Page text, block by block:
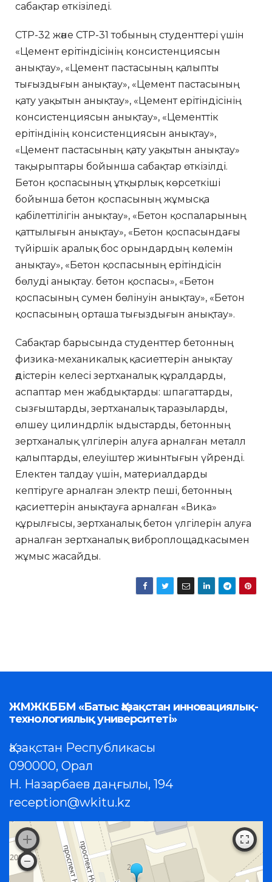
сабақтар өткізіледі.
СТР-32 және СТР-31 тобының студенттері үшін
«Цемент ерітіндісінің консистенциясын
анықтау», «Цемент пастасының қалыпты
тығыздығын анықтау», «Цемент пастасының
қату уақытын анықтау», «Цемент ерітіндісінің
консистенциясын анықтау», «Цементтік
ерітіндінің консистенциясын анықтау»,
«Цемент пастасының қату уақытын анықтау»
тақырыптары бойынша сабақтар өткізілді.
Бетон қоспасының ұтқырлық көрсеткіші
бойынша бетон қоспасының жұмысқа
қабілеттілігін анықтау», «Бетон қоспаларының
қаттылығын анықтау», «Бетон қоспасындағы
түйіршік аралық бос орындардың көлемін
анықтау», «Бетон қоспасының ерітіндісін
бөлуді анықтау. бетон қоспасы», «Бетон
қоспасының сумен бөлінуін анықтау», «Бетон
қоспасының орташа тығыздығын анықтау».
Сабақтар барысында студенттер бетонның
физика-механикалық қасиеттерін анықтау
әдістерін келесі зертханалық құралдарды,
аспаптар мен жабдықтарды: шпагаттарды,
сызғыштарды, зертханалық таразыларды,
өлшеу цилиндрлік ыдыстарды, бетонның
зертханалық үлгілерін алуға арналған металл
қалыптарды, елеуіштер жиынтығын үйренді.
Електен талдау үшін, материалдарды
кептіруге арналған электр пеші, бетонның
қасиеттерін анықтауға арналған «Вика»
құрылғысы, зертханалық бетон үлгілерін алуға
арналған зертханалық виброплощадкасымен
жұмыс жасайды.
ЖМЖКББМ «Батыс Қазақстан инновациялық-
технологиялық университеті»
Қазақстан Республикасы
090000, Орал
Н. Назарбаев даңғылы, 194
reception@wkitu.kz